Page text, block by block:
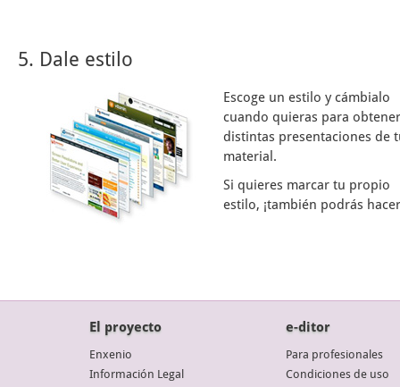
5. Dale estilo
Escoge un estilo y cámbialo
cuando quieras para obtener
distintas presentaciones de
material.
Si quieres marcar tu propio
estilo, ¡también podrás
El proyecto
Enxenio
Información Legal
e-ditor
Para profesionales
Condiciones de uso